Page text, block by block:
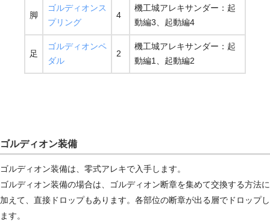
脚
ゴルディオンス
プリング
4
機工城アレキサンダー：起
動編3、起動編4
足
ゴルディオンペ
ダル
2
機工城アレキサンダー：起
動編1、起動編2
ゴルディオン装備
ゴルディオン装備は、零式アレキで入手します。
ゴルディオン装備の場合は、ゴルディオン断章を集めて交換する方法に
加えて、直接ドロップもあります。各部位の断章が出る層でドロップし
ます。